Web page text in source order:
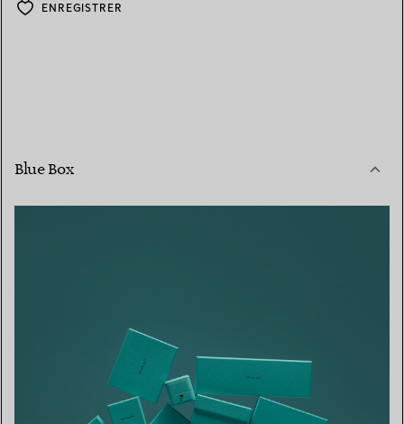
ENREGISTRER
Blue Box